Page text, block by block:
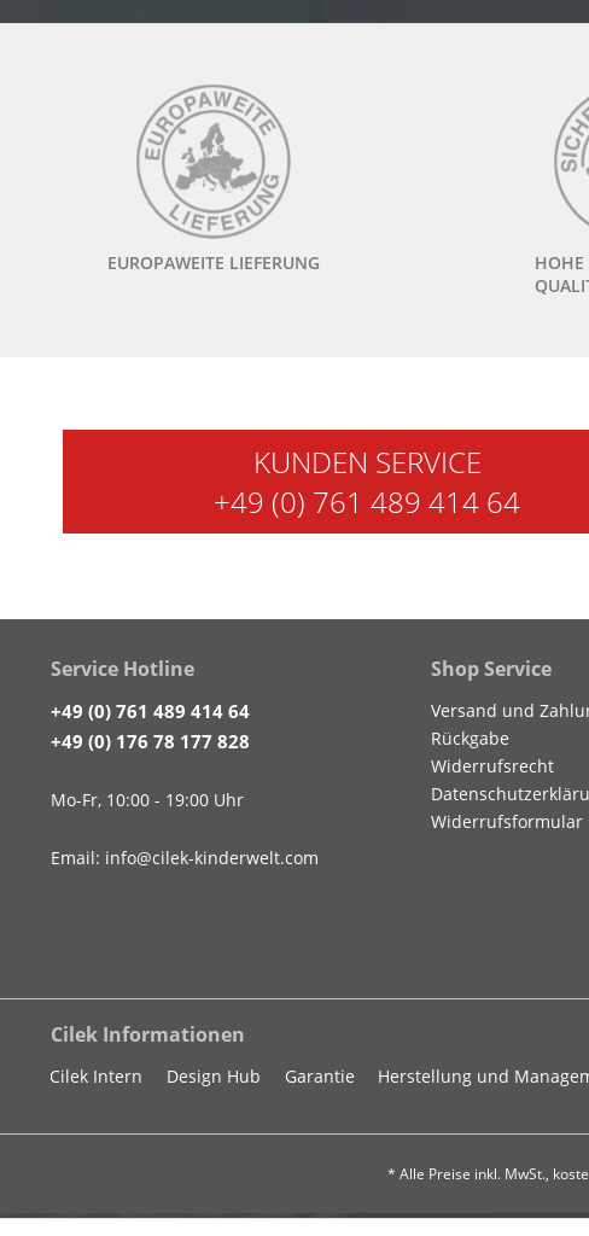
EUROPAWEITE LIEFERUNG
HOHE
KUNDEN SERVICE
+49 (0) 761 489 414 64
Service Hotline
+49 (0) 761 489 414 64
+49 (0) 176 78 177 828
Mo-Fr, 10:00 - 19:00 Uhr
Email: info@cilek-kinderwelt.com
Shop Service
Versand und
Rückgabe
Widerrufsrecht
Widerrufsformular
Cilek Informationen
Cilek Intern Design Hub Garantie Herstellung und
* Alle Preise inkl. MwSt.,